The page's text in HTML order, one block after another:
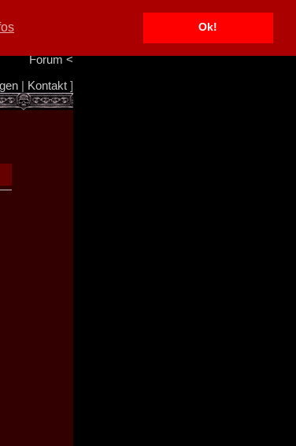
Ok!
Impressum
Forum<
| Kontakt]